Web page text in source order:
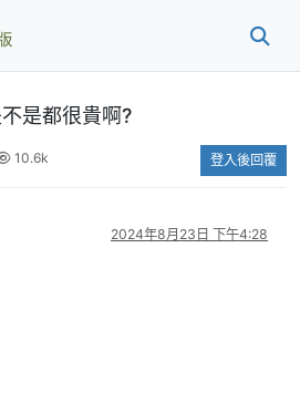
是都很貴啊?
10.6k 登入後回覆
2024年8月23日 下午4:28